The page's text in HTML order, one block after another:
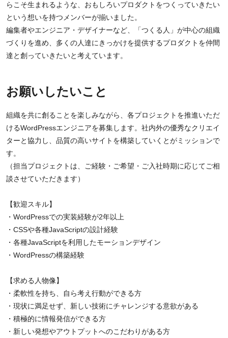
らこそ生まれるような、おもしろいプロダクトをつくっていきたい
という想いを持つメンバーが揃いました。
編集者やエンジニア・デザイナーなど、「つくる人」が中心の組織
づくりを進め、多くの人達にきっかけを提供するプロダクトを仲間
達と創っていきたいと考えています。
お願いしたいこと
組織を共に創ることを楽しみながら、各プロジェクトを推進いただ
けるWordPressエンジニアを募集します。社内外の優秀なクリエイ
ターと協力し、品質の高いサイトを構築していくとがミッションで
す。
（担当プロジェクトは、ご経験・ご希望・ご入社時期に応じてご相
談させていただきます）
【歓迎スキル】
・WordPressでの実装経験が2年以上
・CSSや各種JavaScriptの設計経験
・各種JavaScriptを利用したモーションデザイン
・WordPressの構築経験
【求める人物像】
・柔軟性を持ち、自ら考え行動ができる方
・現状に満足せず、新しい技術にチャレンジする意欲がある
・積極的に情報発信ができる方
・新しい発想やアウトプットへのこだわりがある方